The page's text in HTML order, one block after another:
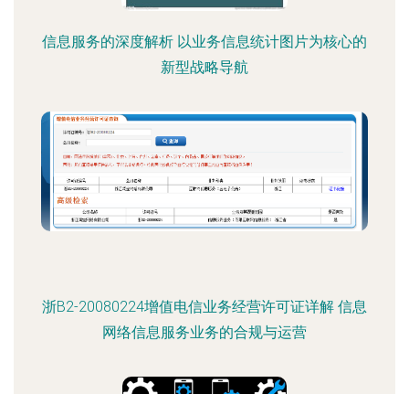
信息服务的深度解析 以业务信息统计图片为核心的
新型战略导航
浙B2-20080224增值电信业务经营许可证详解 信息
网络信息服务业务的合规与运营